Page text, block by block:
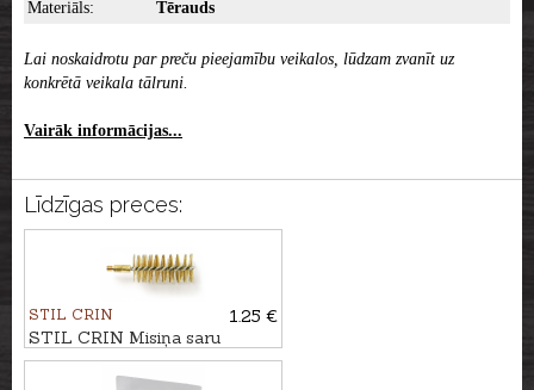
Materiāls:
Tērauds
Lai noskaidrotu par preču pieejamību veikalos, lūdzam zvanīt uz
konkrētā veikala tālruni.
Vairāk informācijas...
Līdzīgas preces:
STIL CRIN
1.25 €
STIL CRIN Misiņa saru
birstīte kal. .16/.20